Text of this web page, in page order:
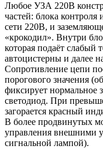
Любое УЗА 220В
частей: блока
сети 220В, и
«крокодил». Внутри
которая подаёт слабый
автоцистерны и далее
Сопротивление цепи
порогового значения
фиксирует нормальное
светодиод. При
загорается красный
В более продвинутых
управления внешними
сигнальной лампой).